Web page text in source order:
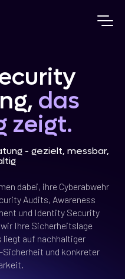
das
zeigt.
- gezielt, messbar,
dabei, ihre Cyberabwehr
Audits, Awareness
und Identity Security
Ihre Sicherheitslage
liegt auf nachhaltiger
und konkreter